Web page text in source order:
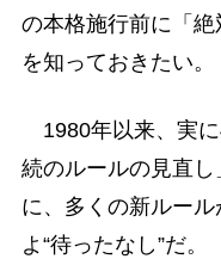
の本格施行前に「絶
を知っておきたい。
1980年以来、実に
続のルールの見直
に、多くの新ルー
よ“待ったなし”だ。